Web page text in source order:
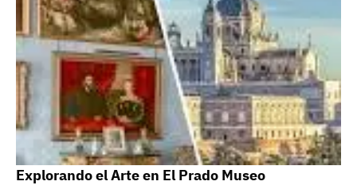
Explorando el Arte en El Prado Museo